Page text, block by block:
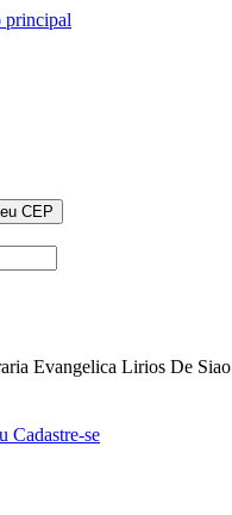
principal
CEP
Evangelica Lirios De Siao
Cadastre-se